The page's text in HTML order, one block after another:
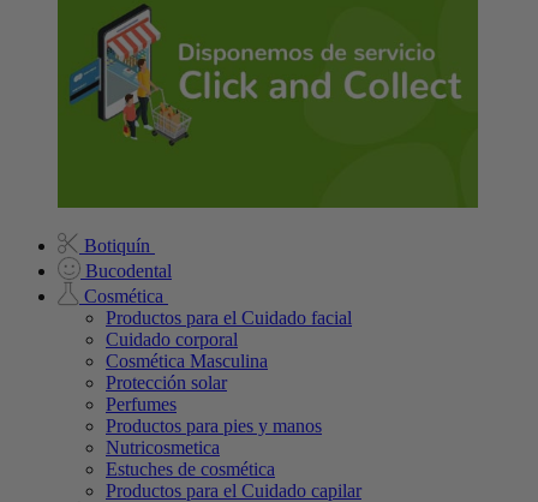
Botiquín
Bucodental
Cosmética
Productos para el Cuidado facial
Cuidado corporal
Cosmética Masculina
Protección solar
Perfumes
Productos para pies y manos
Nutricosmetica
Estuches de cosmética
Productos para el Cuidado capilar